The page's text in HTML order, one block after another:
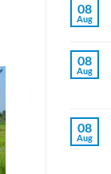
08
Aug
08
Aug
08
Aug